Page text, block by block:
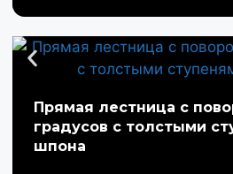
Прямая лестница с
градусов с толстыми
шпона